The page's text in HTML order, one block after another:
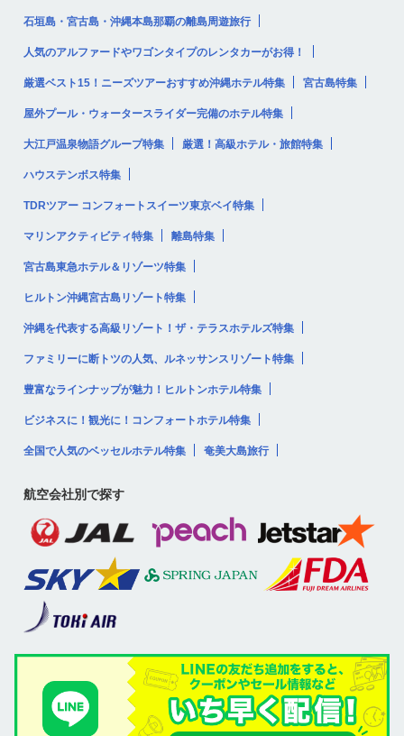
石垣島・宮古島・沖縄本島那覇の離島周遊旅行
人気のアルファードやワゴンタイプのレンタカーがお得！
厳選ベスト15！ニーズツアーおすすめ沖縄ホテル特集 宮古島特集
屋外プール・ウォータースライダー完備のホテル特集
大江戸温泉物語グループ特集 厳選！高級ホテル・旅館特集
ハウステンボス特集
TDRツアー コンフォートスイーツ東京ベイ特集
マリンアクティビティ特集 離島特集
宮古島東急ホテル＆リゾーツ特集
ヒルトン沖縄宮古島リゾート特集
沖縄を代表する高級リゾート！ザ・テラスホテルズ特集
ファミリーに断トツの人気、ルネッサンスリゾート特集
豊富なラインナップが魅力！ヒルトンホテル特集
ビジネスに！観光に！コンフォートホテル特集
全国で人気のベッセルホテル特集 奄美大島旅行
航空会社別で探す